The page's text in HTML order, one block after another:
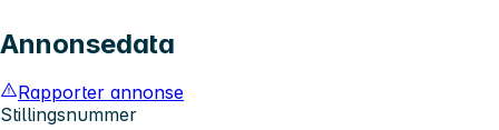
Annonsedata
Rapporter annonse
Stillingsnummer